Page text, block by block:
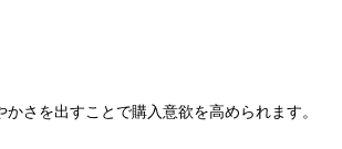
さを出すことで購入意欲を高められます。